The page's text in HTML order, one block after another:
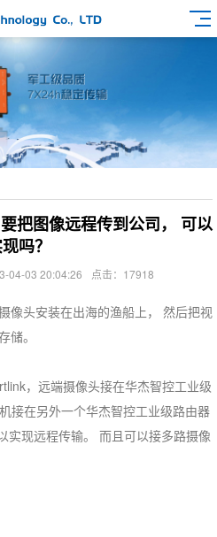
把图像远程传到公司， 可以
吗？
04-03 20:04:26 点击：17918
像头安装在出海的渔船上， 然后把视
储。
，远端摄像头接在华杰智控工业级
接在另外一个华杰智控工业级路由器
实现远程传输。 而且可以接多路摄像